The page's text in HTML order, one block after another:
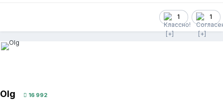
1 1
Olg 16 992